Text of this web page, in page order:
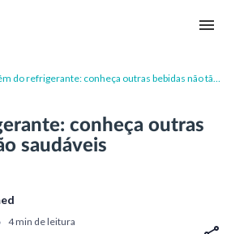
do refrigerante: conheça outras bebidas não tão
conheça outras
saudáveis
4 min de leitura